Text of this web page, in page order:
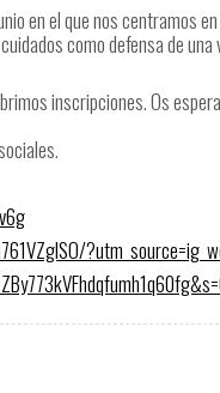
en el que nos centramos
como defensa de una
inscripciones. Os